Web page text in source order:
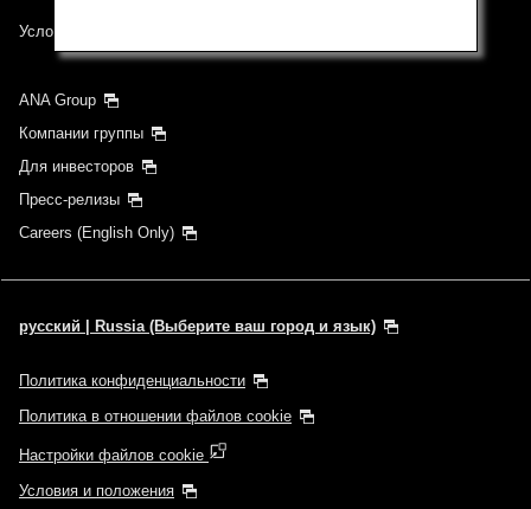
Условия перевозки
ANA Group
Компании группы
Для инвесторов
Пресс-релизы
Careers (English Only)
русский | Russia (Выберите ваш город и язык)
Политика конфиденциальности
Политика в отношении файлов cookie
Настройки файлов cookie
Условия и положения